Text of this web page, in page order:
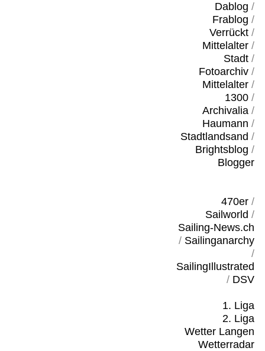
Dablog /
Frablog /
Verrückt/
Mittelalter/
Stadt/
Fotoarchiv/
Mittelalter/
1300/
Archivalia/
Haumann /
Stadtlandsand /
Brightsblog /
Blogger
470er/
Sailworld /
Sailing-News.ch
/ Sailinganarchy
/
SailingIllustrated
/ DSV
1. Liga
2. Liga
Wetter Langen
Wetterradar